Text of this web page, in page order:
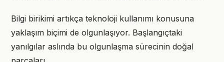
Bilgi birikimi artıkça teknoloji kullanımı konusuna
yaklaşım biçimi de olgunlaşıyor. Başlangıçtaki
yanılgılar aslında bu olgunlaşma sürecinin doğal